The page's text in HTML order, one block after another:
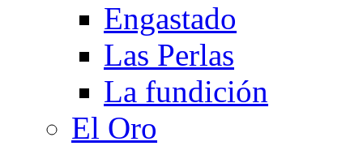
Engastado
Las Perlas
La fundición
El Oro